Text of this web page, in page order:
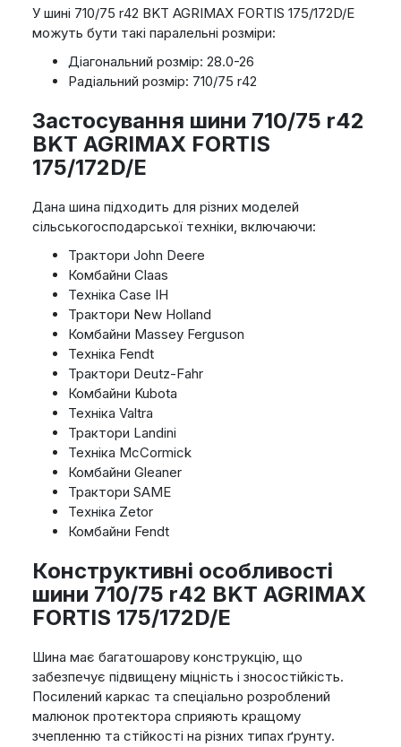
У шині 710/75 r42 BKT AGRIMAX FORTIS 175/172D/E
можуть бути такі паралельні розміри:
Діагональний розмір: 28.0-26
Радіальний розмір: 710/75 r42
Застосування шини 710/75 r42
BKT AGRIMAX FORTIS
175/172D/E
Дана шина підходить для різних моделей
сільськогосподарської техніки, включаючи:
Трактори John Deere
Комбайни Claas
Техніка Case IH
Трактори New Holland
Комбайни Massey Ferguson
Техніка Fendt
Трактори Deutz-Fahr
Комбайни Kubota
Техніка Valtra
Трактори Landini
Техніка McCormick
Комбайни Gleaner
Трактори SAME
Техніка Zetor
Комбайни Fendt
Конструктивні особливості
шини 710/75 r42 BKT AGRIMAX
FORTIS 175/172D/E
Шина має багатошарову конструкцію, що
забезпечує підвищену міцність і зносостійкість.
Посилений каркас та спеціально розроблений
малюнок протектора сприяють кращому
зчепленню та стійкості на різних типах ґрунту.